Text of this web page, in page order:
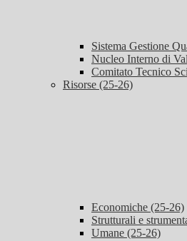
Sistema Gestione
Nucleo Interno di
Comitato Tecnico
Risorse (25-26)
Economiche (25-26)
Strutturali e
Umane (25-26)